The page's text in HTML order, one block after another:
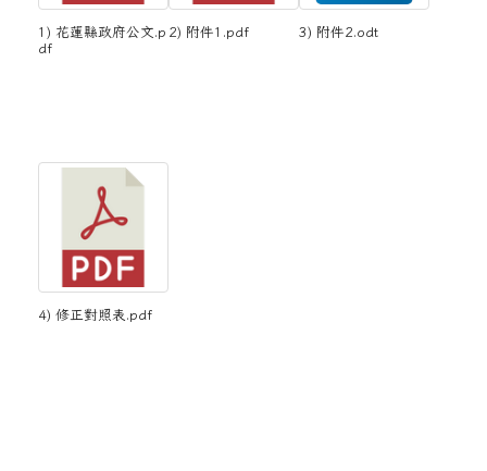
1) 花蓮縣政府公文.p
df
2) 附件1.pdf 3) 附件2.odt
4) 修正對照表.pdf